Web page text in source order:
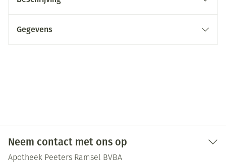
Gegevens
Neem contact met ons op
Apotheek Peeters Ramsel BVBA